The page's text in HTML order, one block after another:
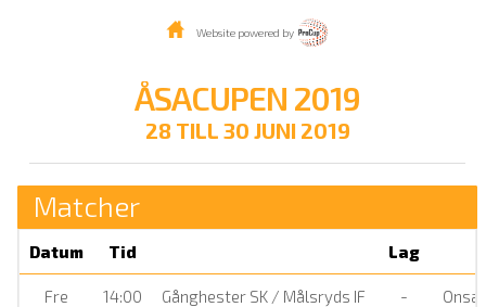
Website powered by
ÅSACUPEN 2019
28 TILL 30 JUNI 2019
Matcher
Datum Tid Lag
Fre 14:00 Gånghester SK / Målsryds IF -